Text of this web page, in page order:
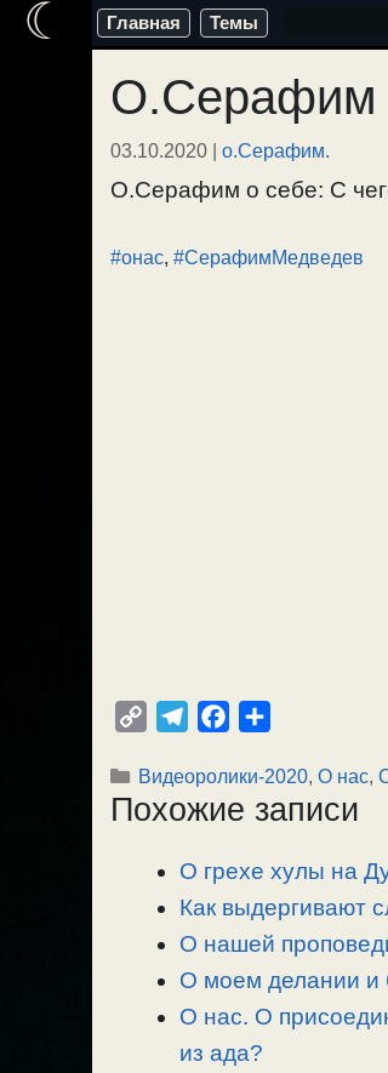
Перейти
содержимому
Главная Темы
О.Серафим
03.10.2020 | о.Серафим.
О.Серафим о себе: С
#онас, #СерафимМедведев
p
y
l
e
r
a
m
c
e
o
o
k
п
р
в
и
т
Рубрики
Видеоролики-2020, О нас,
Похожие записи
О грехе хулы на
Как выдергивают
О нашей
О моем делании и
О нас. О
из ада?
☾